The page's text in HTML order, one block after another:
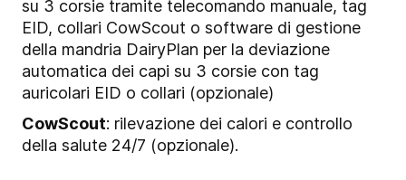
su 3 corsie tramite telecomando manuale, tag
EID, collari CowScout o software di gestione
della mandria DairyPlan per la deviazione
automatica dei capi su 3 corsie con tag
auricolari EID o collari (opzionale)
CowScout: rilevazione dei calori e controllo
della salute 24/7 (opzionale).